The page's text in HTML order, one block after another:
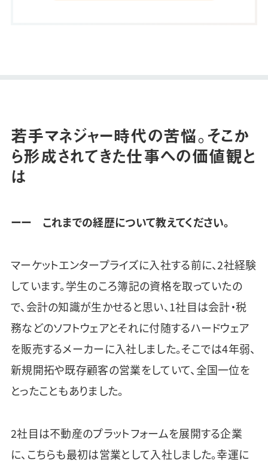
若手マネジャー時代の苦悩。そこか
ら形成されてきた仕事への価値観と
は
ーー これまでの経歴について教えてください。
マーケットエンタープライズに入社する前に、2社経験
しています。学生のころ簿記の資格を取っていたの
で、会計の知識が生かせると思い、1社目は会計・税
務などのソフトウェアとそれに付随するハードウェア
を販売するメーカーに入社しました。そこでは4年弱、
新規開拓や既存顧客の営業をしていて、全国一位を
とったこともありました。
2社目は不動産のプラットフォームを展開する企業
に、こちらも最初は営業として入社しました。幸運に